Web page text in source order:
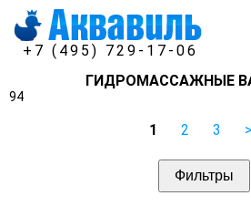
+7 (495) 729-17-06
ГИДРОМАССАЖНЫЕ
94
1 2 3
Фильтры